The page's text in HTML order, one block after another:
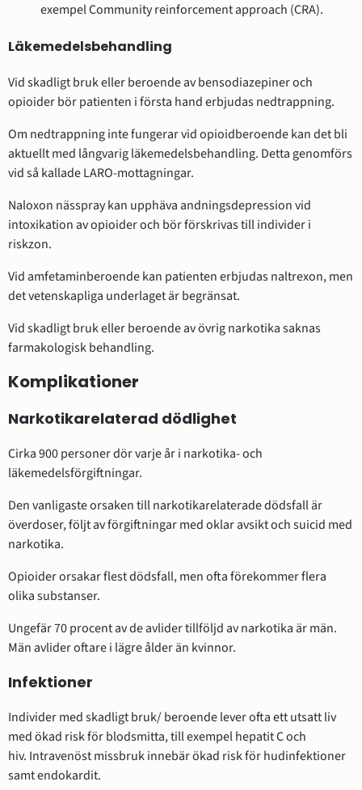
exempel Community reinforcement approach (CRA).
Läkemedelsbehandling
Vid skadligt bruk eller beroende av bensodiazepiner och
opioider bör patienten i första hand erbjudas nedtrappning.
Om nedtrappning inte fungerar vid opioidberoende kan det bli
aktuellt med långvarig läkemedelsbehandling. Detta genomförs
vid så kallade LARO-mottagningar.
Naloxon nässpray kan upphäva andningsdepression vid
intoxikation av opioider och bör förskrivas till individer i
riskzon.
Vid amfetaminberoende kan patienten erbjudas naltrexon, men
det vetenskapliga underlaget är begränsat.
Vid skadligt bruk eller beroende av övrig narkotika saknas
farmakologisk behandling.
Komplikationer
Narkotikarelaterad dödlighet
Cirka 900 personer dör varje år i narkotika- och
läkemedelsförgiftningar.
Den vanligaste orsaken till narkotikarelaterade dödsfall är
överdoser, följt av förgiftningar med oklar avsikt och suicid med
narkotika.
Opioider orsakar flest dödsfall, men ofta förekommer flera
olika substanser.
Ungefär 70 procent av de avlider tillföljd av narkotika är män.
Män avlider oftare i lägre ålder än kvinnor.
Infektioner
Individer med skadligt bruk/ beroende lever ofta ett utsatt liv
med ökad risk för blodsmitta, till exempel hepatit C och
hiv. Intravenöst missbruk innebär ökad risk för hudinfektioner
samt endokardit.